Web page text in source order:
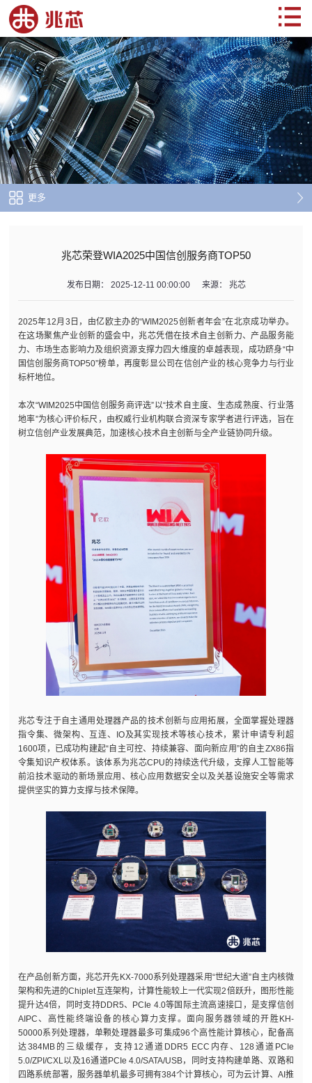
更多
兆芯荣登WIA2025中国信创服务商TOP50
发布日期： 2025-12-11 00:00:00 来源： 兆芯
2025年12月3日，由亿欧主办的“WIM2025创新者年会”在北京成功举办。
在这场聚焦产业创新的盛会中，兆芯凭借在技术自主创新力、产品服务能
力、市场生态影响力及组织资源支撑力四大维度的卓越表现，成功跻身“中
国信创服务商TOP50”榜单，再度彰显公司在信创产业的核心竞争力与行业
标杆地位。
本次“WIM2025中国信创服务商评选”以“技术自主度、生态成熟度、行业落
地率”为核心评价标尺，由权威行业机构联合资深专家学者进行评选，旨在
树立信创产业发展典范，加速核心技术自主创新与全产业链协同升级。
兆芯专注于自主通用处理器产品的技术创新与应用拓展，全面掌握处理器
指令集、微架构、互连、IO及其实现技术等核心技术，累计申请专利超
1600项，已成功构建起“自主可控、持续兼容、面向新应用”的自主ZX86指
令集知识产权体系。该体系为兆芯CPU的持续迭代升级，支撑人工智能等
前沿技术驱动的新场景应用、核心应用数据安全以及关基设施安全等需求
提供坚实的算力支撑与技术保障。
在产品创新方面，兆芯开先KX-7000系列处理器采用“世纪大道”自主内核微
架构和先进的Chiplet互连架构，计算性能较上一代实现2倍跃升，图形性能
提升达4倍，同时支持DDR5、PCIe 4.0等国际主流高速接口，是支撑信创
AIPC、高性能终端设备的核心算力支撑。面向服务器领域的开胜KH-
50000系列处理器，单颗处理器最多可集成96个高性能计算核心，配备高
达384MB的三级缓存，支持12通道DDR5 ECC内存、128通道PCIe
5.0/ZPI/CXL以及16通道PCIe 4.0/SATA/USB，同时支持构建单路、双路和
四路系统部署，服务器单机最多可拥有384个计算核心，可为云计算、AI推